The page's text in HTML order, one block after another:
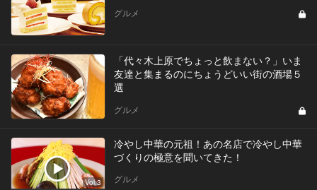
グルメ
「代々木上原でちょっと飲まない？」いま
友達と集まるのにちょうどいい街の酒場５
選
グルメ
Vol.3
冷やし中華の元祖！あの名店で冷やし中華
づくりの極意を聞いてきた！
グルメ